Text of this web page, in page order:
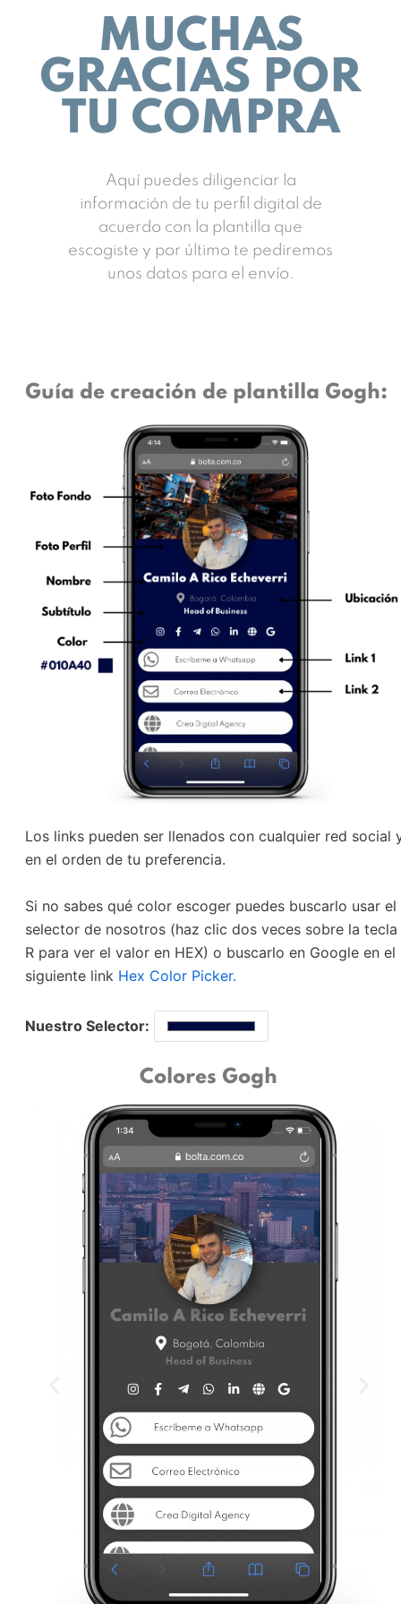
MUCHAS
GRACIAS POR
TU COMPRA
Aquí puedes diligenciar la
información de tu perfil digital de
acuerdo con la plantilla que
escogiste y por último te pediremos
unos datos para el envío.
Guía de creación de plantilla Gogh:
Los links pueden ser llenados con cualquier red social
en el orden de tu preferencia.
Si no sabes qué color escoger puedes buscarlo usar el
selector de nosotros (haz clic dos veces sobre la tecla
R para ver el valor en HEX) o buscarlo en Google en el
siguiente link Hex Color Picker.
Nuestro Selector:
Colores Gogh